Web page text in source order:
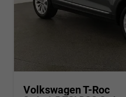
Volkswagen T-Roc